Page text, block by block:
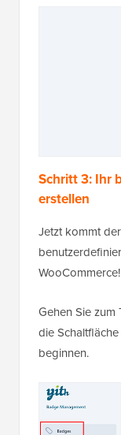
Schritt 3: Ihr
erstellen
Jetzt kommt
WooCommerce!
Gehen Sie zum
die
beginnen.